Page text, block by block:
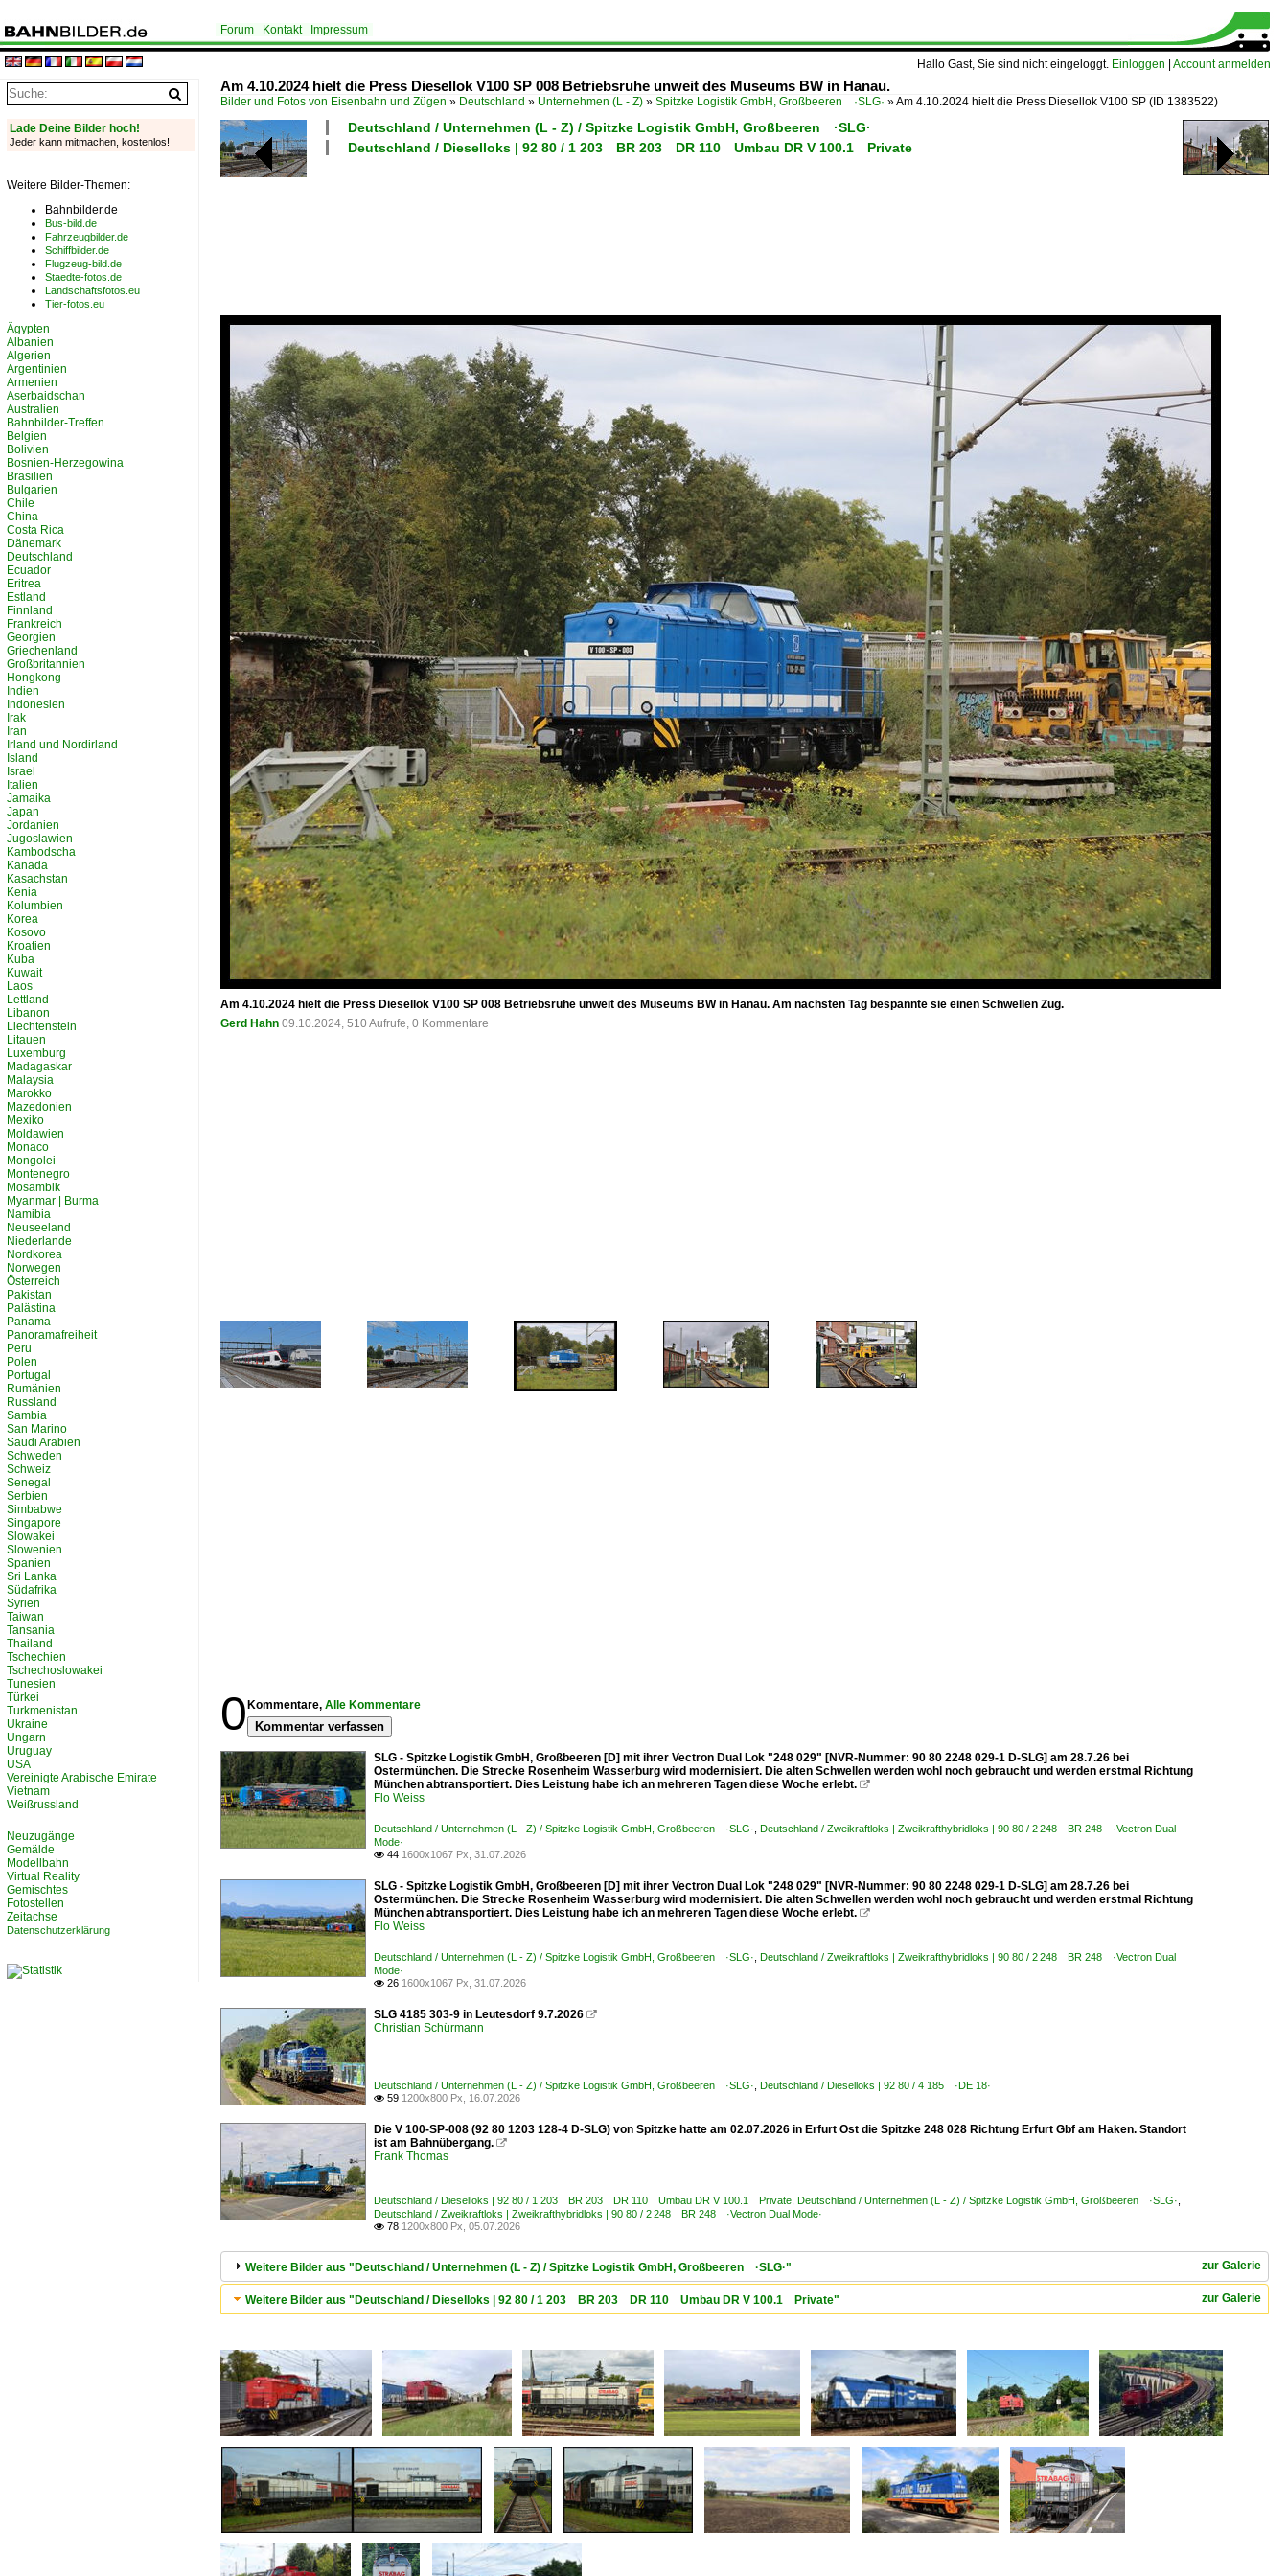
Hallo Gast, Sie sind nicht eingeloggt. Einloggen Account anmelden
Forum Kontakt Impressum
Am 4.10.2024 hielt die Press Diesellok V100 SP 008 Betriebsruhe unweit des Museums BW in Hanau.
Bilder und Fotos von Eisenbahn und Zügen » Deutschland » Unternehmen (L - Z) » Spitzke Logistik GmbH, Großbeeren ·SLG· »Am 4.10.2024 hielt die Press Diesellok V100 SP (ID 1383522)
Deutschland / Unternehmen (L - Z) / Spitzke Logistik GmbH, Großbeeren ·SLG·
Deutschland / Dieselloks | 92 80 / 1 203 BR 203 DR 110 Umbau DR V 100.1 Private
Am 4.10.2024 hielt die Press Diesellok V100 SP 008 Betriebsruhe unweit des Museums BW in Hanau. Am nächsten Tag bespannte sie einen Schwellen Zug.
Gerd Hahn 09.10.2024, 510 Aufrufe, 0 Kommentare
0 Kommentare, Alle Kommentare
Kommentar verfassen
SLG - Spitzke Logistik GmbH, Großbeeren [D] mit ihrer Vectron Dual Lok "248 029" [NVR-Nummer: 90 80 2248 029-1 D-SLG] am 28.7.26 bei
Ostermünchen. Die Strecke Rosenheim Wasserburg wird modernisiert. Die alten Schwellen werden wohl noch gebraucht und werden erstmal Richtung
München abtransportiert. Dies Leistung habe ich an mehreren Tagen diese Woche erlebt. 
Flo Weiss
Deutschland / Unternehmen (L - Z) / Spitzke Logistik GmbH, Großbeeren ·SLG· Deutschland / Zweikraftloks | Zweikrafthybridloks | 90 80 / 2 248 BR 248 ·Vectron Dual
Mode·
 44 1600x1067 Px, 31.07.2026
SLG - Spitzke Logistik GmbH, Großbeeren [D] mit ihrer Vectron Dual Lok "248 029" [NVR-Nummer: 90 80 2248 029-1 D-SLG] am 28.7.26 bei
Ostermünchen. Die Strecke Rosenheim Wasserburg wird modernisiert. Die alten Schwellen werden wohl noch gebraucht und werden erstmal Richtung
München abtransportiert. Dies Leistung habe ich an mehreren Tagen diese Woche erlebt. 
Flo Weiss
Deutschland / Unternehmen (L - Z) / Spitzke Logistik GmbH, Großbeeren ·SLG· Deutschland / Zweikraftloks | Zweikrafthybridloks | 90 80 / 2 248 BR 248 ·Vectron Dual
Mode·
 26 1600x1067 Px, 31.07.2026
SLG 4185 303-9 in Leutesdorf 9.7.2026 
Christian Schürmann
Deutschland / Unternehmen (L - Z) / Spitzke Logistik GmbH, Großbeeren ·SLG· Deutschland / Dieselloks | 92 80 / 4 185 ·DE 18·
 59 1200x800 Px, 16.07.2026
Die V 100-SP-008 (92 80 1203 128-4 D-SLG) von Spitzke hatte am 02.07.2026 in Erfurt Ost die Spitzke 248 028 Richtung Erfurt Gbf am Haken. Standort
ist am Bahnübergang. 
Frank Thomas
Deutschland / Dieselloks | 92 80 / 1 203 BR 203 DR 110 Umbau DR V 100.1 Private Deutschland / Unternehmen (L - Z) / Spitzke Logistik GmbH, Großbeeren ·SLG·
Deutschland / Zweikraftloks | Zweikrafthybridloks | 90 80 / 2 248 BR 248 ·Vectron Dual Mode·
 78 1200x800 Px, 05.07.2026
zur Galerie
Weitere Bilder aus "Deutschland / Unternehmen (L - Z) / Spitzke Logistik GmbH, Großbeeren ·SLG·"
zur Galerie
Weitere Bilder aus "Deutschland / Dieselloks | 92 80 / 1 203 BR 203 DR 110 Umbau DR V 100.1 Private"
Lade Deine Bilder hoch!
Jeder kann mitmachen, kostenlos!
Weitere Bilder-Themen:
Bahnbilder.de
Bus-bild.de
Fahrzeugbilder.de
Schiffbilder.de
Flugzeug-bild.de
Staedte-fotos.de
Landschaftsfotos.eu
Tier-fotos.eu
Ägypten
Albanien
Algerien
Argentinien
Armenien
Aserbaidschan
Australien
Bahnbilder-Treffen
Belgien
Bolivien
Bosnien-Herzegowina
Brasilien
Bulgarien
Chile
China
Costa Rica
Dänemark
Deutschland
Ecuador
Eritrea
Estland
Finnland
Frankreich
Georgien
Griechenland
Großbritannien
Hongkong
Indien
Indonesien
Irak
Iran
Irland und Nordirland
Island
Israel
Italien
Jamaika
Japan
Jordanien
Jugoslawien
Kambodscha
Kanada
Kasachstan
Kenia
Kolumbien
Korea
Kosovo
Kroatien
Kuba
Kuwait
Laos
Lettland
Libanon
Liechtenstein
Litauen
Luxemburg
Madagaskar
Malaysia
Marokko
Mazedonien
Mexiko
Moldawien
Monaco
Mongolei
Montenegro
Mosambik
Myanmar | Burma
Namibia
Neuseeland
Niederlande
Nordkorea
Norwegen
Österreich
Pakistan
Palästina
Panama
Panoramafreiheit
Peru
Polen
Portugal
Rumänien
Russland
Sambia
San Marino
Saudi Arabien
Schweden
Schweiz
Senegal
Serbien
Simbabwe
Singapore
Slowakei
Slowenien
Spanien
Sri Lanka
Südafrika
Syrien
Taiwan
Tansania
Thailand
Tschechien
Tschechoslowakei
Tunesien
Türkei
Turkmenistan
Ukraine
Ungarn
Uruguay
USA
Vereinigte Arabische Emirate
Vietnam
Weißrussland
Neuzugänge
Gemälde
Modellbahn
Virtual Reality
Gemischtes
Fotostellen
Zeitachse
Datenschutzerklärung